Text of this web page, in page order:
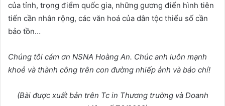
của tỉnh, trọng điểm quốc gia, những gương điển hình tiên
tiến cần nhân rộng, các văn hoá của dân tộc thiểu số cần
bảo tồn…
Chúng tôi cám ơn NSNA Hoàng An. Chúc anh luôn mạnh
khoẻ và thành công trên con đường nhiếp ảnh và báo chí!
(Bài được xuất bản trên Tc in Thương trường và Doanh